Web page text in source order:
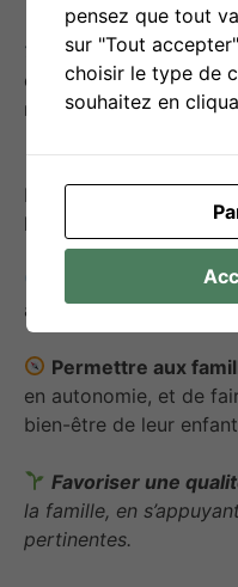
Offrir des outils
en situation de
mentale et améliorer
Belgique francophone,
lisible et centralisée.
Créer un réseau
associations et
Permettre aux
en autonomie, et de
bien-être de leur
Favoriser une
la famille, en
pertinentes.
pensez que tout
sur "Tout
choisir le type de
souhaitez en